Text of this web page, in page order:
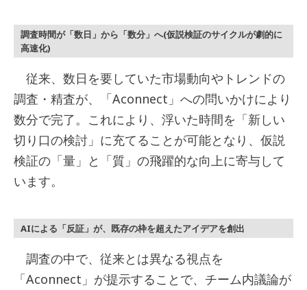
調査時間が「数日」から「数分」へ(仮説検証のサイクルが劇的に
高速化)
従来、数日を要していた市場動向やトレンドの
調査・精査が、「Aconnect」への問いかけにより
数分で完了。これにより、浮いた時間を「新しい
切り口の検討」に充てることが可能となり、仮説
検証の「量」と「質」の飛躍的な向上に寄与して
います。
AIによる「反証」が、既存の枠を超えたアイデアを創出
調査の中で、従来とは異なる視点を
「Aconnect」が提示することで、チーム内議論が